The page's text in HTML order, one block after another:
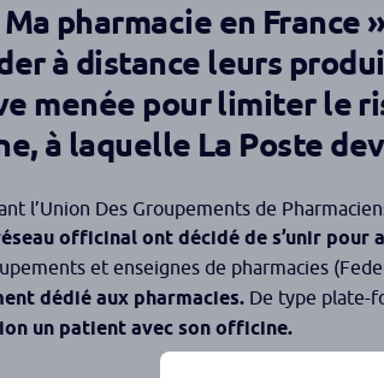
pharmacie en
à distance leurs
menée pour limiter le
à laquelle La Poste
l’Union Des Groupements de
officinal ont décidé de s’unir
et enseignes de pharmacies
dédié aux pharmacies. De type plate-
un patient avec son officine.